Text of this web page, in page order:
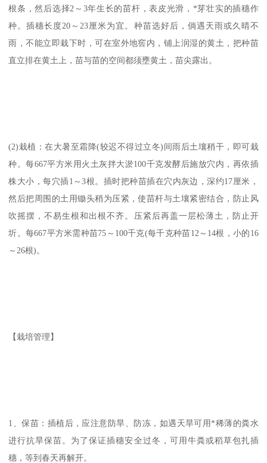
根条，然后选择2～3年生长的苗杆，表皮光滑，*芽壮实的插穗作
种。插穗长度20～23厘米为宜。种苗选好后，倘遇天雨或久晴不
雨，不能立即栽下时，可在室外地窖内，铺上润湿的黄土，把种苗
直立排在黄土上，苗与苗的空间都须壅黄土，苗尖露出。
(2)栽植：在大暑至霜降(较迟不得过立冬)间雨后土壤稍干，即可栽
种。每667平方米用火土灰拌大淤100千克发酵后施放穴内，再依插
株大小，每穴插1～3根。插时把种苗插在穴内灰边，深约17厘米，
然后把周围的土用锄头稍为压紧，使苗杆与土壤紧密结合，防止风
吹摇摆，不易生根和出根不齐。压紧后再盖一层松薄土，防止开
圻。每667平方米需种苗75～100千克(每千克种苗12～14根，小的16
～26根)。
【栽培管理】
1、保苗：插植后，应注意防旱、防冻，如遇天旱可用*稀薄的粪水
进行抗旱保苗。为了保证插穗安全过冬，可用牛粪或稻草包扎插
穗，等到春天再解开。